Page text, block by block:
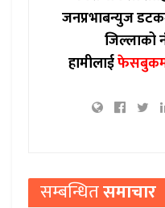
जनप्रभाबन्युज
जिल्लाको
हामीलाई
सम्बन्धितसमाचार